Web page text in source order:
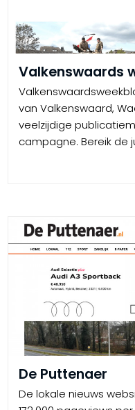
Valkenswaards
van Valkenswaard,
veelzijdige
campagne. Bereik de
De Puttenaer
De lokale nieuws